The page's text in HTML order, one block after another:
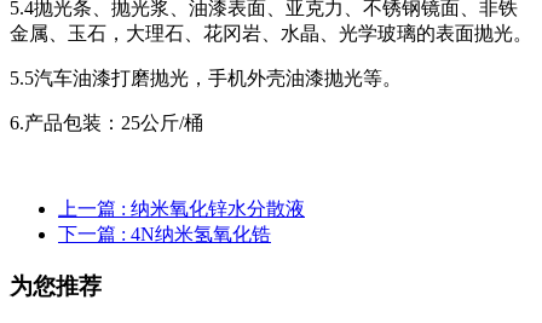
5.4抛光条、抛光浆、油漆表面、亚克力、不锈钢镜面、非铁
金属、玉石，大理石、花冈岩、水晶、光学玻璃的表面抛光。
5.5汽车油漆打磨抛光，手机外壳油漆抛光等。
6.产品包装：25公斤/桶
上一篇 : 纳米氧化锌水分散液
下一篇 : 4N纳米氢氧化锆
为您推荐